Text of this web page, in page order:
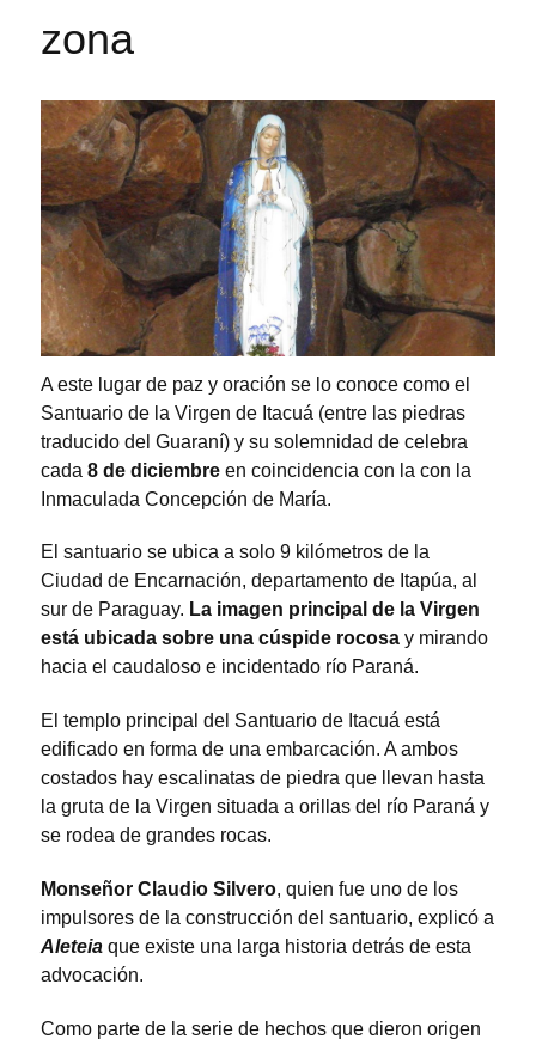
zona
A este lugar de paz y oración se lo conoce como el
Santuario de la Virgen de Itacuá (entre las piedras
traducido del Guaraní) y su solemnidad de celebra
cada 8 de diciembre en coincidencia con la con la
Inmaculada Concepción de María.
El santuario se ubica a solo 9 kilómetros de la
Ciudad de Encarnación, departamento de Itapúa, al
sur de Paraguay. La imagen principal de la Virgen
está ubicada sobre una cúspide rocosa y mirando
hacia el caudaloso e incidentado río Paraná.
El templo principal del Santuario de Itacuá está
edificado en forma de una embarcación. A ambos
costados hay escalinatas de piedra que llevan hasta
la gruta de la Virgen situada a orillas del río Paraná y
se rodea de grandes rocas.
Monseñor Claudio Silvero, quien fue uno de los
impulsores de la construcción del santuario, explicó a
Aleteia que existe una larga historia detrás de esta
advocación.
Como parte de la serie de hechos que dieron origen